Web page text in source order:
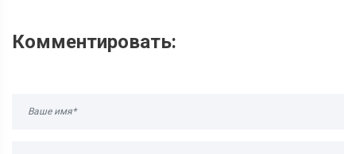
Комментировать: